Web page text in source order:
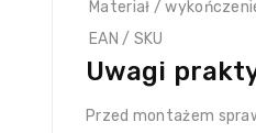
Materiał /
EAN / SKU
Uwagi
Przed montażem